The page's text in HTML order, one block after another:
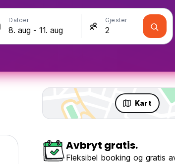
Datoer Gjester
Kart
Avbryt gratis.
Fleksibel booking og gratis